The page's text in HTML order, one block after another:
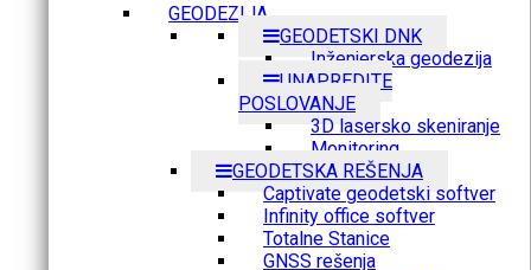
GEODEZIJA
GEODETSKI DNK
Inženjerska geodezija
UNAPREDITE
POSLOVANJE
3D lasersko skeniranje
Monitoring
GEODETSKA REŠENJA
Captivate geodetski softver
Infinity office softver
Totalne Stanice
GNSS rešenja